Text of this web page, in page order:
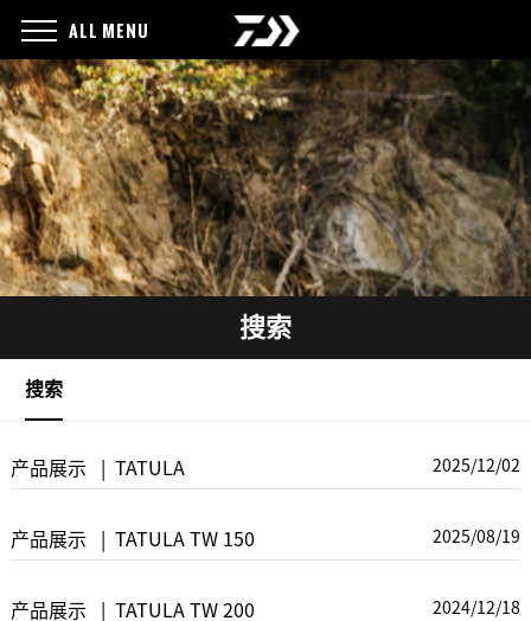
ALL MENU
搜索
搜索
产品展示 | TATULA 2025/12/02
产品展示 | TATULA TW 150 2025/08/19
产品展示 | TATULA TW 200 2024/12/18